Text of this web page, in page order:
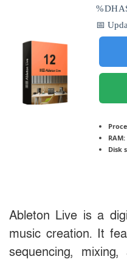
📅
RAM:
Disk
Ableton Live is a
music creation. It
sequencing,